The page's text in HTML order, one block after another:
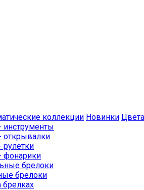
коллекции Новинки Цвета
инструменты
открывалки
рулетки
фонарики
брелоки
брелоки
брелках